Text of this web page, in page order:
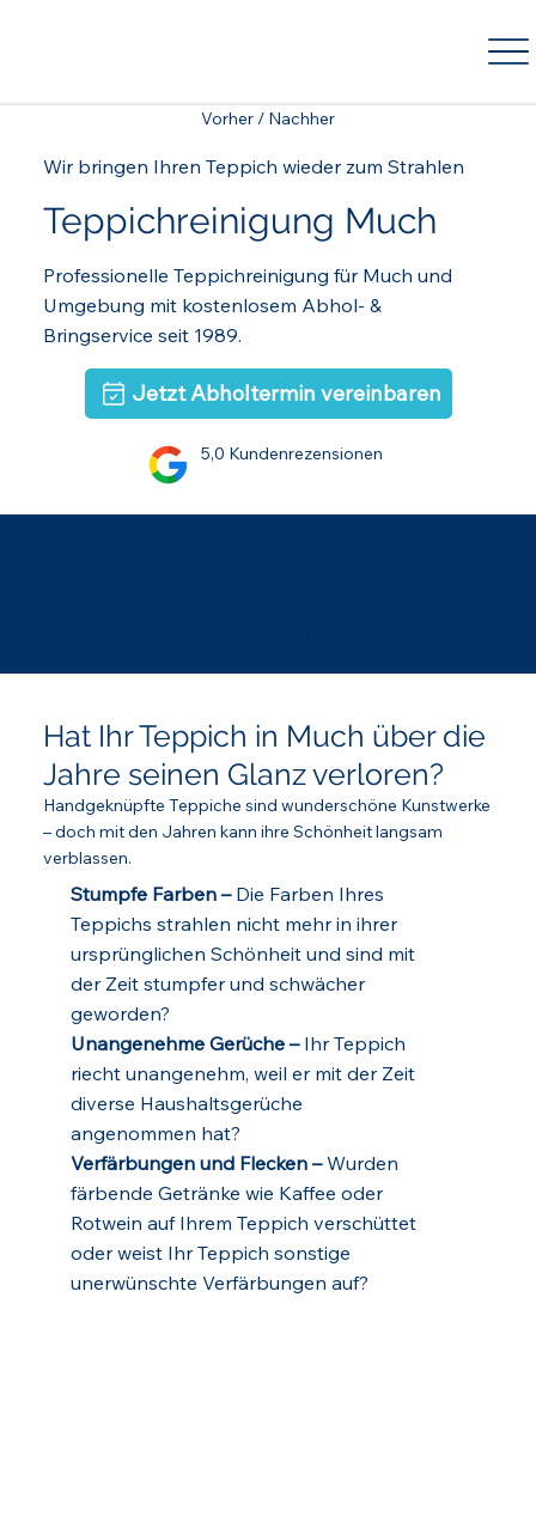
Wir bringen Ihren Teppich wieder zum Strahlen
Teppichreinigung Much
Professionelle Teppichreinigung für Much und
Umgebung mit kostenlosem Abhol- &
Bringservice seit 1989.
Jetzt Abholtermin vereinbaren
5,0 Kundenrezensionen
Vorher / Nachher
Hat Ihr Teppich in Much über die
Jahre seinen Glanz verloren?
Handgeknüpfte Teppiche sind wunderschöne Kunstwerke
– doch mit den Jahren kann ihre Schönheit langsam
verblassen.
Stumpfe Farben –Die Farben Ihres
Teppichs strahlen nicht mehr in ihrer
ursprünglichen Schönheit und sind mit
der Zeit stumpfer und schwächer
geworden?
Unangenehme Gerüche –Ihr Teppich
riecht unangenehm, weil er mit der Zeit
diverse Haushaltsgerüche
angenommen hat?
Verfärbungen und Flecken –Wurden
färbende Getränke wie Kaffee oder
Rotwein auf Ihrem Teppich verschüttet
oder weist Ihr Teppich sonstige
unerwünschte Verfärbungen auf?